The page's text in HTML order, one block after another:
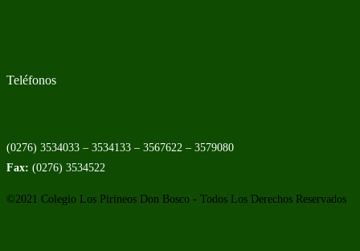
Teléfonos
(0276) 3534033 – 3534133 – 3567622 – 3579080
Fax: (0276) 3534522
©2021 Colegio Los Pirineos Don Bosco - Todos Los Derechos Reservados